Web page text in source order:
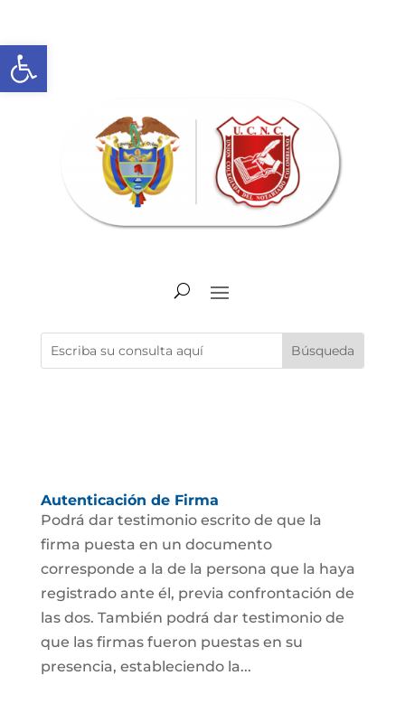
Abrir barra de herramientas
Autenticación de Firma
Podrá dar testimonio escrito de que la
firma puesta en un documento
corresponde a la de la persona que la haya
registrado ante él, previa confrontación de
las dos. También podrá dar testimonio de
que las firmas fueron puestas en su
presencia, estableciendo la...